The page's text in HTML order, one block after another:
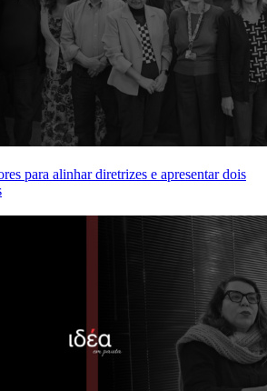
para alinhar diretrizes e apresentar dois